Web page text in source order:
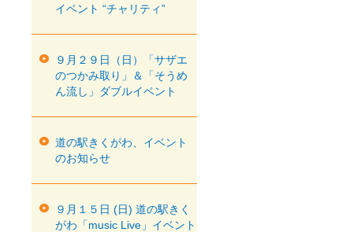
イベント “チャリティ”
９月２９日（日）「サザエ
のつかみ取り」＆「そうめ
ん流し」ダブルイベント
道の駅きくがわ、イベント
のお知らせ
９月１５日 (日) 道の駅きく
がわ「music Live」イベント